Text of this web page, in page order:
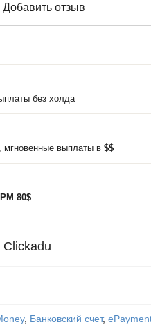
Добавить отзыв
без холда
мгновенные выплаты в $$
80$
, Банковский счет,